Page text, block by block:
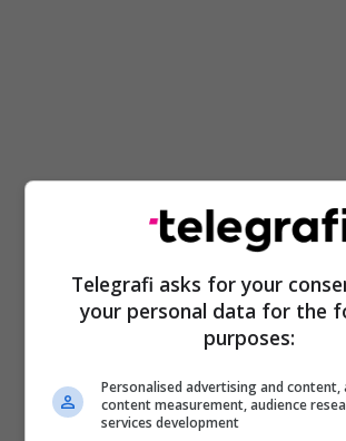
Ministria E Transportit Dhe Lidhjeve-
Telegrafi asks for your
your personal data for the
purposes:
Personalised advertising and content,
content measurement, audience
services development